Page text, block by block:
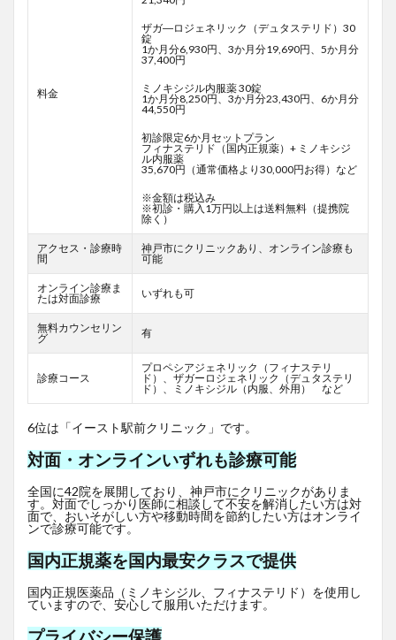
料金
ザガ―ロジェネリック（デュタステリド）30
錠
1か月分6,930円、3か月分19,690円、5か月分
37,400円
ミノキシジル内服薬 30錠
1か月分8,250円、3か月分23,430円、6か月分
44,550円
初診限定6か月セットプラン
フィナステリド（国内正規薬）+ ミノキシジ
ル内服薬
35,670円（通常価格より30,000円お得）など
※金額は税込み
※初診・購入1万円以上は送料無料（提携院
除く）
アクセス・診療時
間
神戸市にクリニックあり、オンライン診療も
可能
オンライン診療ま
たは対面診療
いずれも可
無料カウンセリン
グ
有
診療コース
プロペシアジェネリック（フィナステリ
ド）、ザガーロジェネリック（デュタステリ
ド）、ミノキシジル（内服、外用） など
6位は「イースト駅前クリニック」です。
対面・オンラインいずれも診療可能
全国に42院を展開しており、神戸市にクリニックがありま
す。対面でしっかり医師に相談して不安を解消したい方は対
面で、おいそがしい方や移動時間を節約したい方はオンライ
ンで診療可能です。
国内正規薬を国内最安クラスで提供
国内正規医薬品（ミノキシジル、フィナステリド）を使用し
ていますので、安心して服用いただけます。